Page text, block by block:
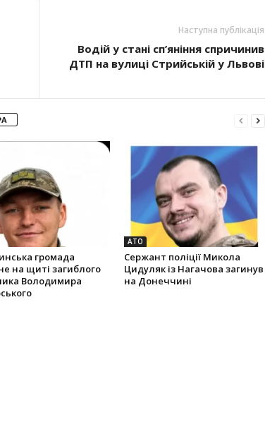
Наступна публікація
Водій у стані сп’яніння спричинив
ДТП на вулиці Стрийській у Львові
громада
на щиті загиблого
Володимира
АТО
Сержант поліції Микола
Цидуляк із Нагачова загинув
на Донеччині